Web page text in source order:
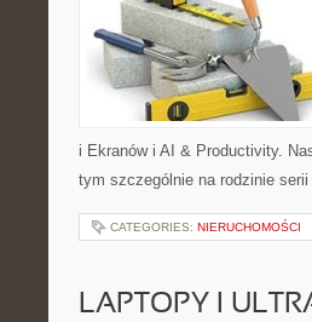
i Ekranów i AI & Productivity.
tym szczególnie na rodzinie
CATEGORIES: NIERUCHOMOŚCI
LAPTOPY I